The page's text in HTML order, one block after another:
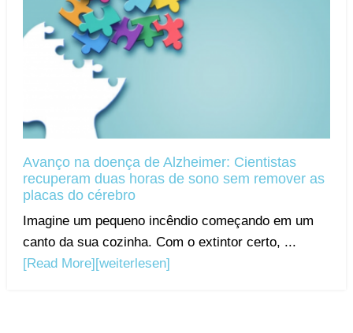
Avanço na doença de Alzheimer: Cientistas
recuperam duas horas de sono sem remover as
placas do cérebro
Imagine um pequeno incêndio começando em um
canto da sua cozinha. Com o extintor certo, ...
[Read More][weiterlesen]